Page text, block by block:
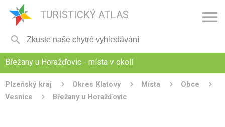
TURISTICKÝ ATLAS 

Břežany u Horažďovic - místa v okolí
Plzeňský kraj Okres Klatovy Místa
Obce
Vesnice
Břežany u Horažďovic